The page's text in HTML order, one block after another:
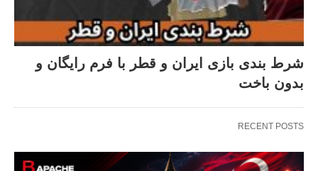
شرط بندی بازی ایران و قطر با فرم رایگان و
بدون باخت
RECENT POSTS